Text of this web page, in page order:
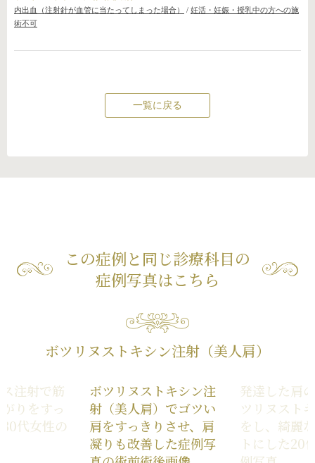
内出血（注射針が血管に当たってしまった場合）
/ 妊活・妊娠・授乳中の方への施
術不可
一覧に戻る
この症例と同じ診療科目の
症例写真はこちら
ボツリヌストキシン注射（美人肩）
注射で筋
りをすっ
代女性の
ボツリヌストキシン注
射（美人肩）でゴツい
肩をすっきりさせ、肩
凝りも改善した症例写
発達した肩
ツリヌスト
をし、綺麗
トにした20